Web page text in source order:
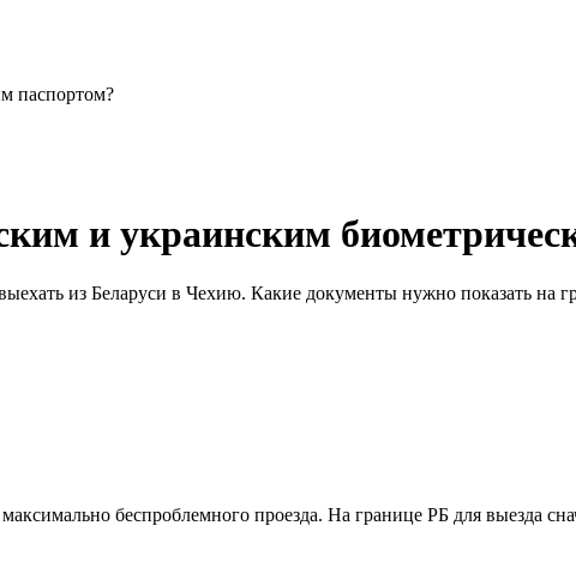
паспортом?
и украинским
из Беларуси в Чехию. Какие документы нужно показать на
беспроблемного проезда. На границе РБ для выезда